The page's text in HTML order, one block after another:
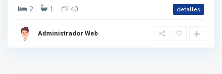
2
1 40 detalles
Administrador Web